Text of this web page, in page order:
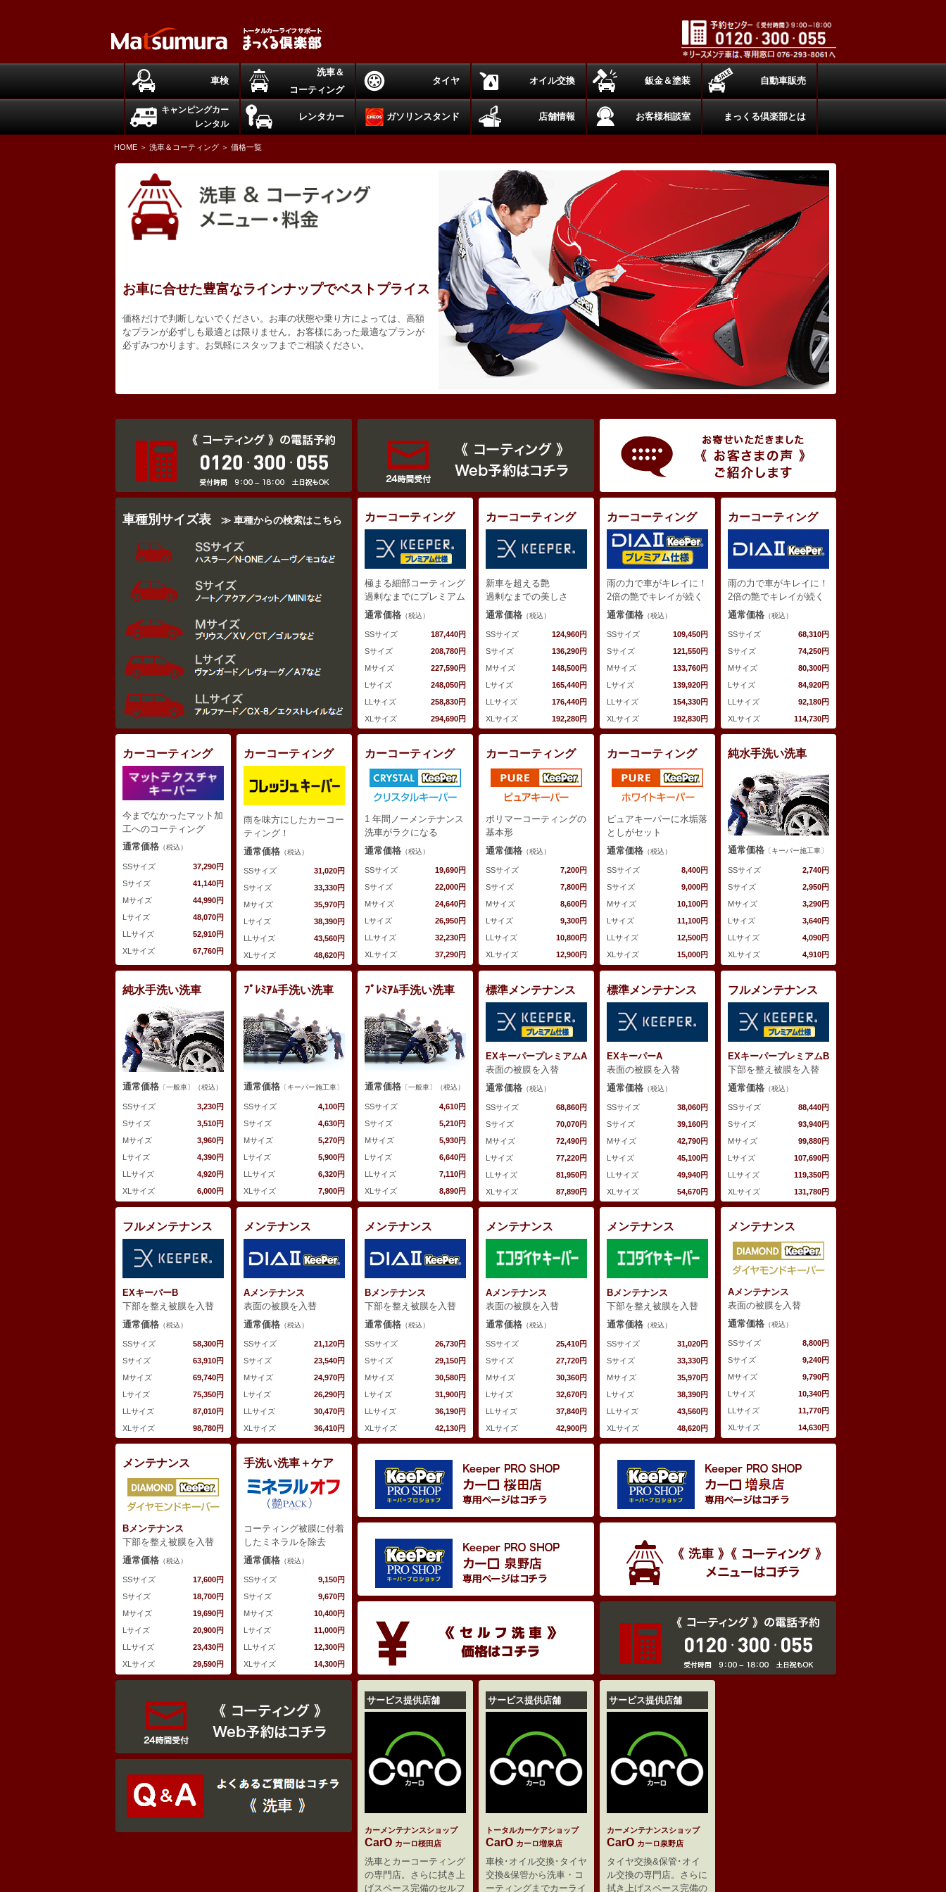
車検
洗車＆
コーティング
タイヤ オイル交換 鈑金＆塗装 自動車販売
キャンピングカー
レンタル
レンタカー ガソリンスタンド 店舗情報 お客様相談室 まっくる倶楽部とは
HOME ＞ 洗車＆コーティング ＞ 価格一覧
お車に合せた豊富なラインナップでベストプライス
価格だけで判断しないでください。お車の状態や乗り方によっては、高額
なプランが必ずしも最適とは限りません。お客様にあった最適なプランが
必ずみつかります。お気軽にスタッフまでご相談ください。
車種別サイズ表 ≫ 車種からの検索はこちら カーコーティング
極まる細部コーティング
過剰なまでにプレミアム
通常価格 （税込）
SSサイズ
187,440円
Sサイズ
208,780円
Mサイズ
227,590円
Lサイズ
248,050円
LLサイズ
258,830円
XLサイズ
294,690円
カーコーティング
新車を超える艶
過剰なまでの美しさ
通常価格 （税込）
SSサイズ
124,960円
Sサイズ
136,290円
Mサイズ
148,500円
Lサイズ
165,440円
LLサイズ
176,440円
XLサイズ
192,280円
カーコーティング
雨の力で車がキレイに！
2倍の艶でキレイが続く
通常価格 （税込）
SSサイズ
109,450円
Sサイズ
121,550円
Mサイズ
133,760円
Lサイズ
139,920円
LLサイズ
154,330円
XLサイズ
192,830円
カーコーティング
雨の力で車がキレイに！
2倍の艶でキレイが続く
通常価格 （税込）
SSサイズ
68,310円
Sサイズ
74,250円
Mサイズ
80,300円
Lサイズ
84,920円
LLサイズ
92,180円
XLサイズ
114,730円
カーコーティング
今までなかったマット加
工へのコーティング
通常価格 （税込）
SSサイズ
37,290円
Sサイズ
41,140円
Mサイズ
44,990円
Lサイズ
48,070円
LLサイズ
52,910円
XLサイズ
67,760円
カーコーティング
雨を味方にしたカーコー
ティング！
通常価格 （税込）
SSサイズ
31,020円
Sサイズ
33,330円
Mサイズ
35,970円
Lサイズ
38,390円
LLサイズ
43,560円
XLサイズ
48,620円
カーコーティング
1 年間ノーメンテナンス
洗車がラクになる
通常価格 （税込）
SSサイズ
19,690円
Sサイズ
22,000円
Mサイズ
24,640円
Lサイズ
26,950円
LLサイズ
32,230円
XLサイズ
37,290円
カーコーティング
ポリマーコーティングの
基本形
通常価格 （税込）
SSサイズ
7,200円
Sサイズ
7,800円
Mサイズ
8,600円
Lサイズ
9,300円
LLサイズ
10,800円
XLサイズ
12,900円
カーコーティング
ピュアキーパーに水垢落
としがセット
通常価格 （税込）
SSサイズ
8,400円
Sサイズ
9,000円
Mサイズ
10,100円
Lサイズ
11,100円
LLサイズ
12,500円
XLサイズ
15,000円
純水手洗い洗車
通常価格 〔キーパー施工車〕
SSサイズ
2,740円
Sサイズ
2,950円
Mサイズ
3,290円
Lサイズ
3,640円
LLサイズ
4,090円
XLサイズ
4,910円
純水手洗い洗車
通常価格 〔一般車〕（税込）
SSサイズ
3,230円
Sサイズ
3,510円
Mサイズ
3,960円
Lサイズ
4,390円
LLサイズ
4,920円
XLサイズ
6,000円
ﾌﾟﾚﾐｱﾑ手洗い洗車
通常価格 〔キーパー施工車〕
SSサイズ
4,100円
Sサイズ
4,630円
Mサイズ
5,270円
Lサイズ
5,900円
LLサイズ
6,320円
XLサイズ
7,900円
ﾌﾟﾚﾐｱﾑ手洗い洗車
通常価格 〔一般車〕（税込）
SSサイズ
4,610円
Sサイズ
5,210円
Mサイズ
5,930円
Lサイズ
6,640円
LLサイズ
7,110円
XLサイズ
8,890円
標準メンテナンス
EXキーパープレミアムA
表面の被膜を入替
通常価格 （税込）
SSサイズ
68,860円
Sサイズ
70,070円
Mサイズ
72,490円
Lサイズ
77,220円
LLサイズ
81,950円
XLサイズ
87,890円
標準メンテナンス
EXキーパーA
表面の被膜を入替
通常価格 （税込）
SSサイズ
38,060円
Sサイズ
39,160円
Mサイズ
42,790円
Lサイズ
45,100円
LLサイズ
49,940円
XLサイズ
54,670円
フルメンテナンス
EXキーパープレミアムB
下部を整え被膜を入替
通常価格 （税込）
SSサイズ
88,440円
Sサイズ
93,940円
Mサイズ
99,880円
Lサイズ
107,690円
LLサイズ
119,350円
XLサイズ
131,780円
フルメンテナンス
EXキーパーB
下部を整え被膜を入替
通常価格 （税込）
SSサイズ
58,300円
Sサイズ
63,910円
Mサイズ
69,740円
Lサイズ
75,350円
LLサイズ
87,010円
XLサイズ
98,780円
メンテナンス
Aメンテナンス
表面の被膜を入替
通常価格 （税込）
SSサイズ
21,120円
Sサイズ
23,540円
Mサイズ
24,970円
Lサイズ
26,290円
LLサイズ
30,470円
XLサイズ
36,410円
メンテナンス
Bメンテナンス
下部を整え被膜を入替
通常価格 （税込）
SSサイズ
26,730円
Sサイズ
29,150円
Mサイズ
30,580円
Lサイズ
31,900円
LLサイズ
36,190円
XLサイズ
42,130円
メンテナンス
Aメンテナンス
表面の被膜を入替
通常価格 （税込）
SSサイズ
25,410円
Sサイズ
27,720円
Mサイズ
30,360円
Lサイズ
32,670円
LLサイズ
37,840円
XLサイズ
42,900円
メンテナンス
Bメンテナンス
下部を整え被膜を入替
通常価格 （税込）
SSサイズ
31,020円
Sサイズ
33,330円
Mサイズ
35,970円
Lサイズ
38,390円
LLサイズ
43,560円
XLサイズ
48,620円
メンテナンス
Aメンテナンス
表面の被膜を入替
通常価格 （税込）
SSサイズ
8,800円
Sサイズ
9,240円
Mサイズ
9,790円
Lサイズ
10,340円
LLサイズ
11,770円
XLサイズ
14,630円
メンテナンス
Bメンテナンス
下部を整え被膜を入替
通常価格 （税込）
SSサイズ
17,600円
Sサイズ
18,700円
Mサイズ
19,690円
Lサイズ
20,900円
LLサイズ
23,430円
XLサイズ
29,590円
手洗い洗車＋ケア
コーティング被膜に付着
したミネラルを除去
通常価格 （税込）
SSサイズ
9,150円
Sサイズ
9,670円
Mサイズ
10,400円
Lサイズ
11,000円
LLサイズ
12,300円
XLサイズ
14,300円
サービス提供店舗
カーメンテナンスショップ
CarO カーロ桜田店
洗車とカーコーティング
の専門店。さらに拭き上
げスペース完備のセルフ
サービス提供店舗
トータルカーケアショップ
CarO カーロ増泉店
車検･オイル交換･タイヤ
交換&保管から洗車・コ
ーティングまでカーライ
サービス提供店舗
カーメンテナンスショップ
CarO カーロ泉野店
タイヤ交換&保管･オイ
ル交換の専門店。さらに
拭き上げスペース完備の